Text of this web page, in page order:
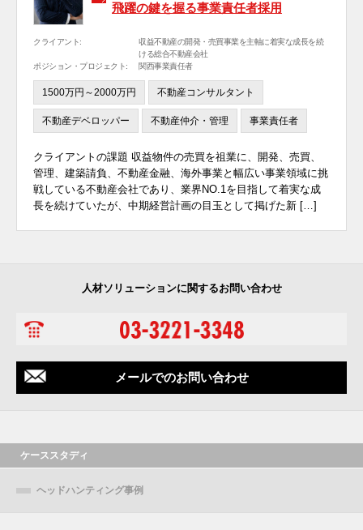
飛躍の鍵を握る事業責任者採用
クライアント:
収益不動産の開発・売買事業を主軸に着実な成長を続
ける総合不動産会社
ポジション・プロジェクト:
関西事業責任者
1500万円～2000万円 不動産コンサルタント
不動産デベロッパー 不動産仲介・管理 事業責任者
クライアントの課題 収益物件の売買を祖業に、開発、売買、
管理、建築請負、不動産金融、海外事業と幅広い事業領域に挑
戦している不動産会社であり、業界NO.1を目指して着実な成
長を続けていたが、中期経営計画の目玉として掲げた新 […]
人材ソリューションに関するお問い合わせ
メールでのお問い合わせ
ケーススタディ
ヘッドハンティング事例